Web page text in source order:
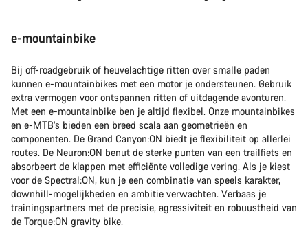
e-mountainbike
Bij off-roadgebruik of heuvelachtige ritten over smalle paden
kunnen e-mountainbikes met een motor je ondersteunen. Gebruik
extra vermogen voor ontspannen ritten of uitdagende avonturen.
Met een e-mountainbike ben je altijd flexibel. Onze mountainbikes
en e-MTB’s bieden een breed scala aan geometrieën en
componenten. De Grand Canyon:ON biedt je flexibiliteit op allerlei
routes. De Neuron:ON benut de sterke punten van een trailfiets en
absorbeert de klappen met efficiënte volledige vering. Als je kiest
voor de Spectral:ON, kun je een combinatie van speels karakter,
downhill-mogelijkheden en ambitie verwachten. Verbaas je
trainingspartners met de precisie, agressiviteit en robuustheid van
de Torque:ON gravity bike.